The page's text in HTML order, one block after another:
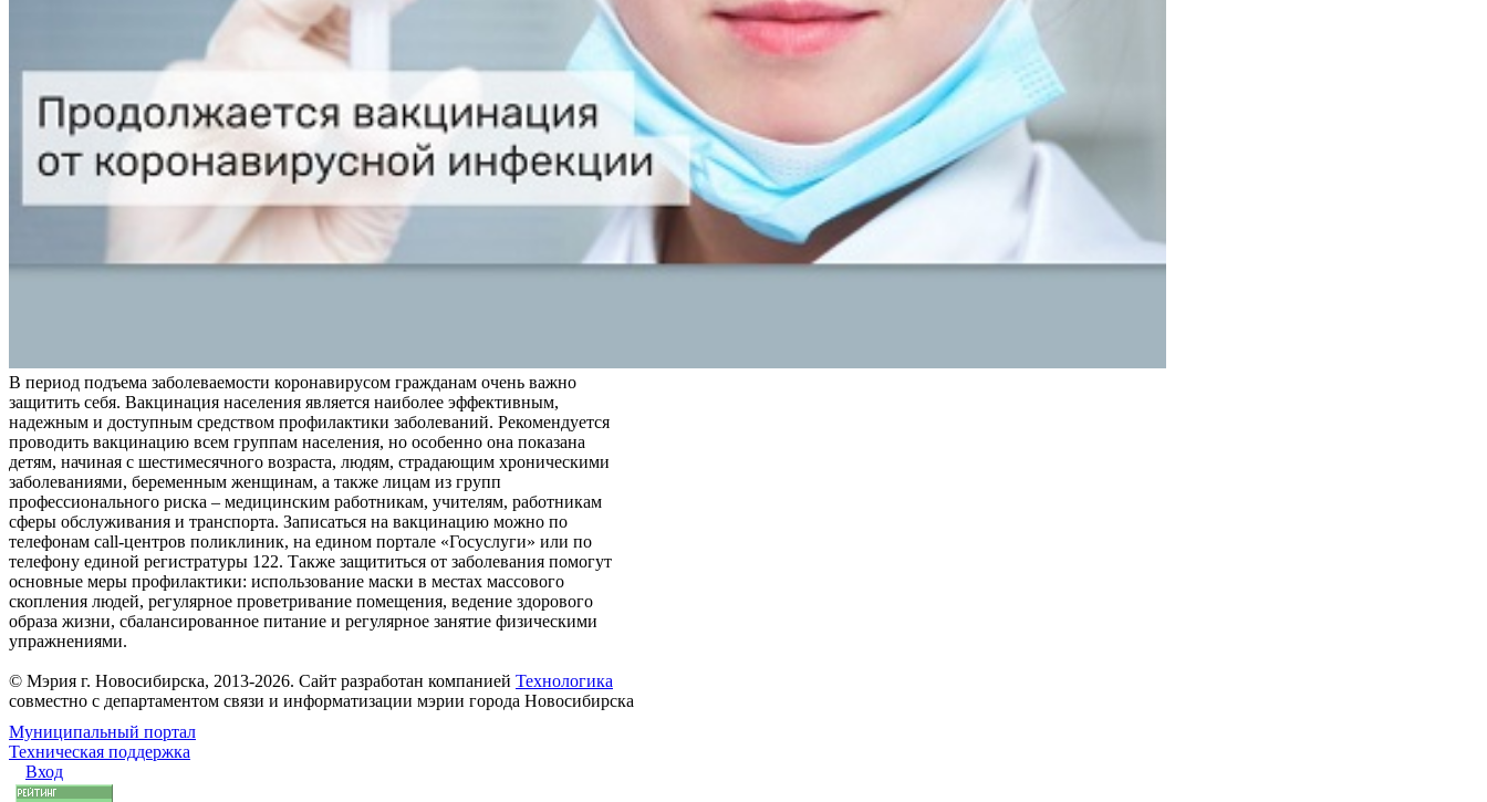
В период подъема заболеваемости коронавирусом гражданам очень важно
защитить себя. Вакцинация населения является наиболее эффективным,
надежным и доступным средством профилактики заболеваний. Рекомендуется
проводить вакцинацию всем группам населения, но особенно она показана
детям, начиная с шестимесячного возраста, людям, страдающим хроническими
заболеваниями, беременным женщинам, а также лицам из групп
профессионального риска – медицинским работникам, учителям, работникам
сферы обслуживания и транспорта. Записаться на вакцинацию можно по
телефонам call-центров поликлиник, на едином портале «Госуслуги» или по
телефону единой регистратуры 122. Также защититься от заболевания помогут
основные меры профилактики: использование маски в местах массового
скопления людей, регулярное проветривание помещения, ведение здорового
образа жизни, сбалансированное питание и регулярное занятие физическими
упражнениями.
© Мэрия г. Новосибирска, 2013-2026. Сайт разработан компанией Технологика
совместно с департаментом связи и информатизации мэрии города Новосибирска
Муниципальный портал
Техническая поддержка
Вход